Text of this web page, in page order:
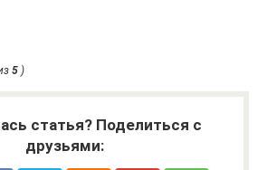
5 )
статья? Поделиться с
друзьями: